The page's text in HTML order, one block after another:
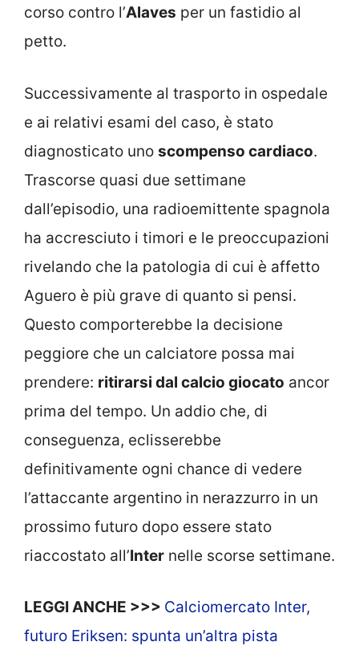
corso contro l’Alaves per un fastidio al
petto.
Successivamente al trasporto in ospedale
e ai relativi esami del caso, è stato
diagnosticato uno scompenso cardiaco.
Trascorse quasi due settimane
dall’episodio, una radioemittente spagnola
ha accresciuto i timori e le preoccupazioni
rivelando che la patologia di cui è affetto
Aguero è più grave di quanto si pensi.
Questo comporterebbe la decisione
peggiore che un calciatore possa mai
prendere: ritirarsi dal calcio giocato ancor
prima del tempo. Un addio che, di
conseguenza, eclisserebbe
definitivamente ogni chance di vedere
l’attaccante argentino in nerazzurro in un
prossimo futuro dopo essere stato
riaccostato all’Inter nelle scorse settimane.
LEGGI ANCHE >>> Calciomercato Inter,
futuro Eriksen: spunta un’altra pista